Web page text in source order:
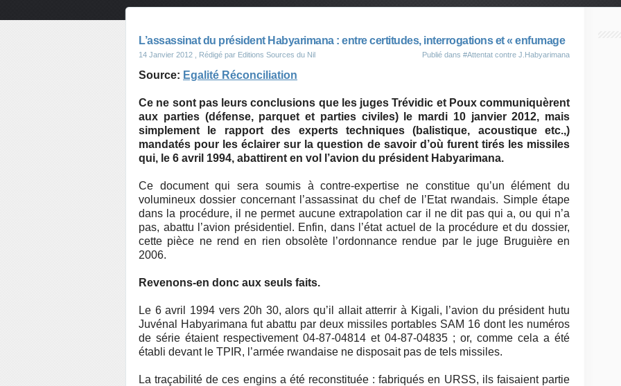
L’assassinat du président Habyarimana : entre certitudes, interrogations et « enfumage
14 Janvier 2012 , Rédigé par Editions Sources du Nil Publié dans #Attentat contre J.Habyarimana
Source: Egalité Réconciliation
Ce ne sont pas leurs conclusions que les juges Trévidic et Poux communiquèrent
aux parties (défense, parquet et parties civiles) le mardi 10 janvier 2012, mais
simplement le rapport des experts techniques (balistique, acoustique etc.,)
mandatés pour les éclairer sur la question de savoir d’où furent tirés les missiles
qui, le 6 avril 1994, abattirent en vol l’avion du président Habyarimana.
Ce document qui sera soumis à contre-expertise ne constitue qu’un élément du
volumineux dossier concernant l’assassinat du chef de l’Etat rwandais. Simple étape
dans la procédure, il ne permet aucune extrapolation car il ne dit pas qui a, ou qui n’a
pas, abattu l’avion présidentiel. Enfin, dans l’état actuel de la procédure et du dossier,
cette pièce ne rend en rien obsolète l’ordonnance rendue par le juge Bruguière en
2006.
Revenons-en donc aux seuls faits.
Le 6 avril 1994 vers 20h 30, alors qu’il allait atterrir à Kigali, l’avion du président hutu
Juvénal Habyarimana fut abattu par deux missiles portables SAM 16 dont les numéros
de série étaient respectivement 04-87-04814 et 04-87-04835 ; or, comme cela a été
établi devant le TPIR, l’armée rwandaise ne disposait pas de tels missiles.
La traçabilité de ces engins a été reconstituée : fabriqués en URSS, ils faisaient partie